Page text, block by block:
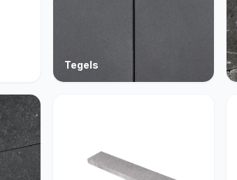
Tegels